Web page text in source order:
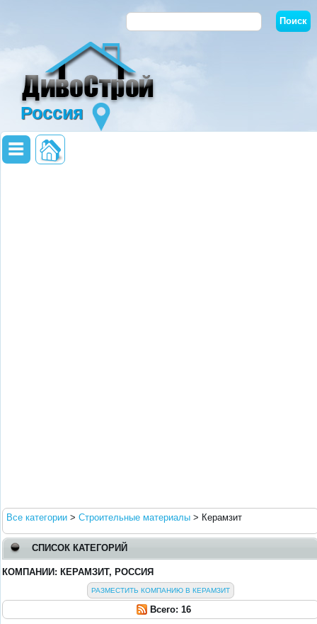
Россия
Все категории > Строительные материалы > Керамзит
СПИСОК КАТЕГОРИЙ
КОМПАНИИ: КЕРАМЗИТ, РОССИЯ
РАЗМЕСТИТЬ КОМПАНИЮ В КЕРАМЗИТ
Всего: 16